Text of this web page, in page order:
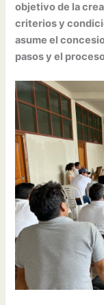
objetivo de la
criterios y
asume el
pasos y el